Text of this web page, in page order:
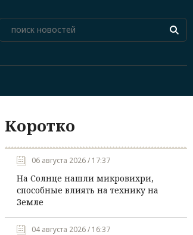
Коротко
06 августа 2026 / 17:37
На Солнце нашли микровихри,
способные влиять на технику на
Земле
04 августа 2026 / 16:37